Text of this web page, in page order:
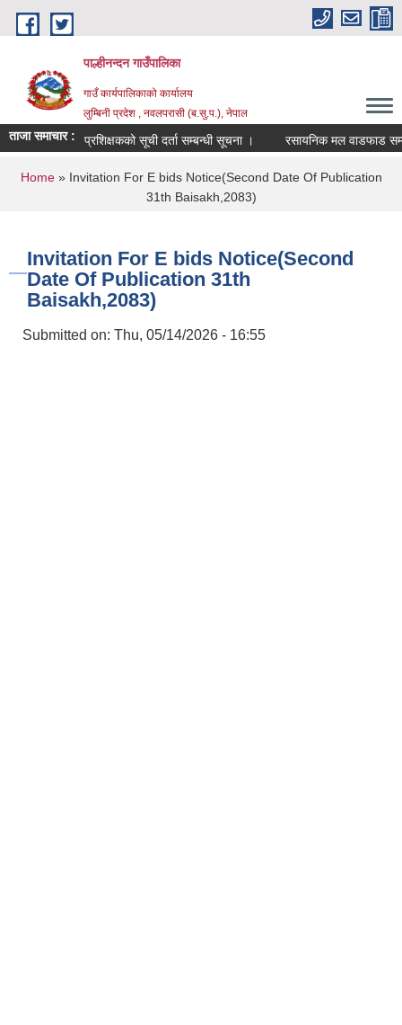
Skip to main content
पाल्हीनन्दन गाउँपालिका
गाउँ कार्यपालिकाको कार्यालय
लुम्बिनी प्रदेश , नवलपरासी (ब.सु.प.), नेपाल
ताजा समाचार :प्रशिक्षकको सूची दर्ता सम्बन्धी सूचना । रसायनिक मल वाडफाड
You are here
Home» Invitation For E bids Notice(Second Date Of Publication
31th Baisakh,2083)
Invitation For E bids Notice(Second
Date Of Publication 31th
Baisakh,2083)
Submitted on: Thu, 05/14/2026 - 16:55